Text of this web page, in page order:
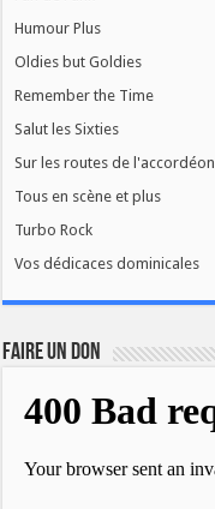
Humour Plus
Oldies but Goldies
Remember the Time
Salut les Sixties
Sur les routes de l'accordéon
Tous en scène et plus
Turbo Rock
Vos dédicaces dominicales
FAIRE UN DON